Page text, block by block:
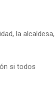
la alcaldesa,
si todos